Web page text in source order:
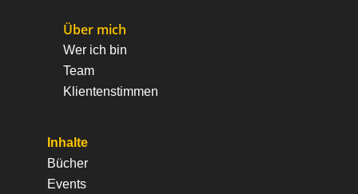
Über mich
Wer ich bin
Team
Klientenstimmen
Inhalte
Bücher
Events